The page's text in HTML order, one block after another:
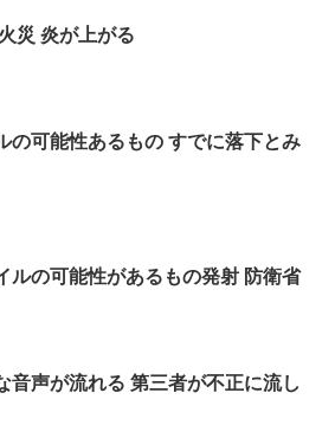
災 炎が上がる
の可能性あるもの すでに落下とみ
ルの可能性があるもの発射 防衛省
音声が流れる 第三者が不正に流し